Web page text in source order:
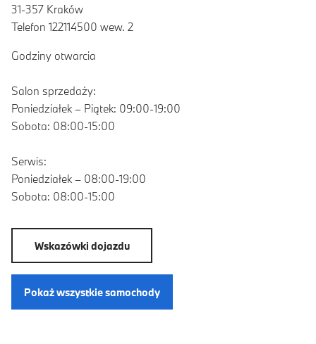
31-357 Kraków
Telefon 122114500 wew. 2
Godziny otwarcia
Salon sprzedaży:
Poniedziałek – Piątek: 09:00-19:00
Sobota: 08:00-15:00
Serwis:
Poniedziałek – 08:00-19:00
Sobota: 08:00-15:00
Wskazówki dojazdu
Pokaż wszystkie samochody